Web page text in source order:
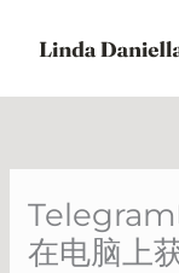
Telegram
在电脑上